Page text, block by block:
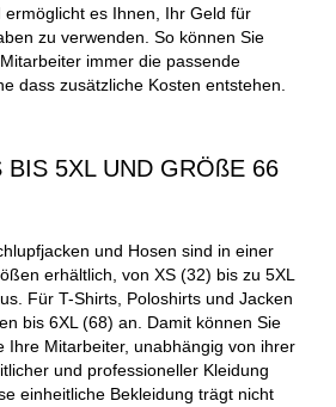
es Ihnen, Ihr Geld für
zu verwenden. So können Sie
immer die passende
dass zusätzliche Kosten entstehen.
BIS 5XL UND GRÖßE 66
und Hosen sind in einer
erhältlich, von XS (32) bis zu 5XL
Für T-Shirts, Poloshirts und Jacken
bis 6XL (68) an. Damit können Sie
Ihre Mitarbeiter, unabhängig von ihrer
und professioneller Kleidung
einheitliche Bekleidung trägt nicht